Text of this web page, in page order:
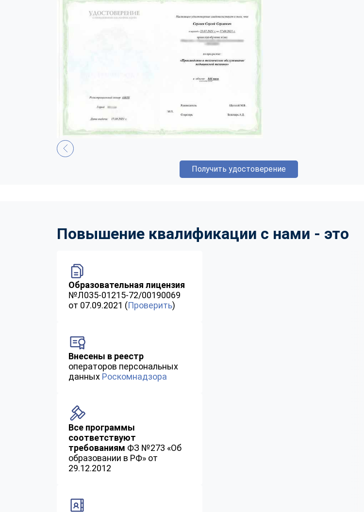
Получить удостоверение
Повышение квалификации с нами - это
Образовательная лицензия
№Л035-01215-72/00190069
от 07.09.2021 (Проверить)
Внесены в реестр
операторов персональных
данных Роскомнадзора
Все программы
соответствуют
требованиям ФЗ №273 «Об
образовании в РФ» от
29.12.2012